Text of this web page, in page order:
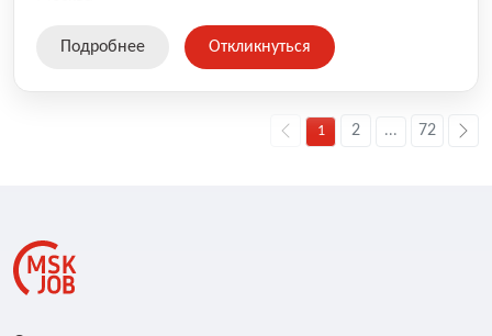
Подробнее Откликнуться
1 2 ... 72